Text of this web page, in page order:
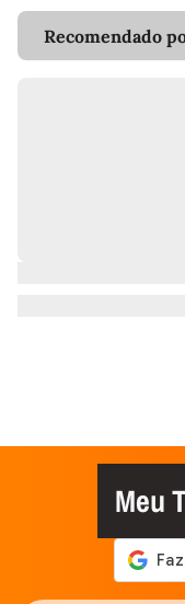
Recomendado
Meu